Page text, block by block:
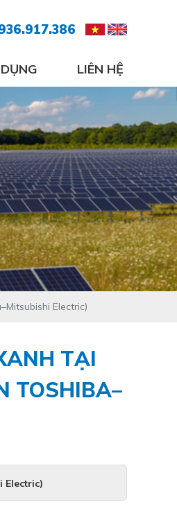
LIÊN HỆ
Electric)
TẠI
TOSHIBA–
Electric)